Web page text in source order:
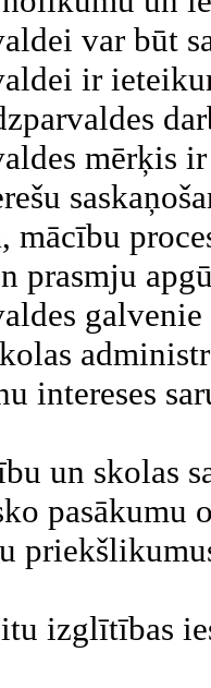
var būt
ir
mērķis
mācību
prasmju
intereses
un skolas
pasākumu
izglītības